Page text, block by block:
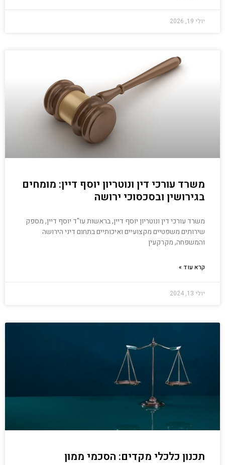
יולי 19, 2026
משרד עורכי דין ונוטריון יוסף דיין: מומחים
בגירושין ובסכסוכי ירושה
משרד עורכי דין ונוטריון יוסף דיין, בראשות עו"ד יוסף דיין, מספק
שירותים משפטיים מקצועיים ואיכותיים בתחום דיני הירושה
והמשפחה, מקרקעין
קרא עוד »
יולי 13, 2024
תכנון כלכלי מקדים: הסכמי ממון